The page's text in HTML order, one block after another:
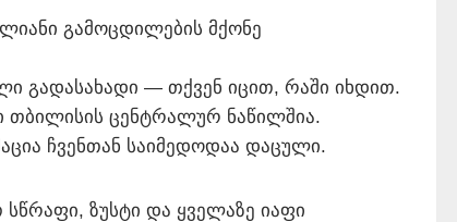
გამოცდილების მქონე
გადასახადი — თქვენ იცით, რაში იხდით.
თბილისის ცენტრალურ ნაწილშია.
ჩვენთან საიმედოდაა დაცული.
ზუსტი და ყველაზე იაფი